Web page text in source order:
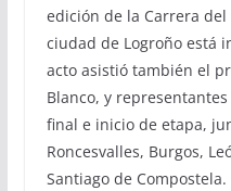
edición de la Carrera
ciudad de Logroño está
acto asistió también el
Blanco, y
final e inicio de etapa,
Roncesvalles, Burgos,
Santiago de Compostela.